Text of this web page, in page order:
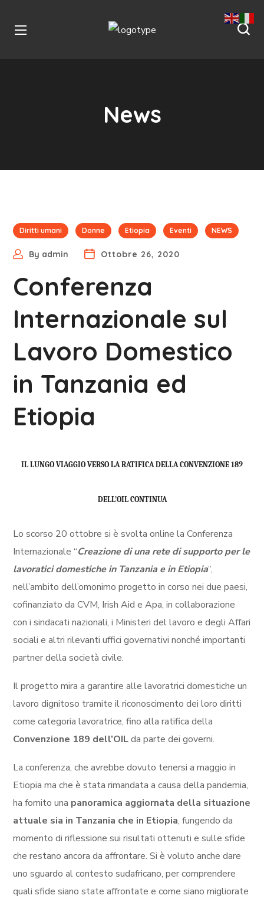
News
Diritti umani Donne Etiopia Eventi NEWS
By admin Ottobre 26, 2020
Conferenza
Internazionale sul
Lavoro Domestico
in Tanzania ed
Etiopia
IL LUNGO VIAGGIO VERSO LA RATIFICA DELLA CONVENZIONE 189
DELL’OIL CONTINUA
Lo scorso 20 ottobre si è svolta online la Conferenza
Internazionale “Creazione di una rete di supporto per le
lavoratici domestiche in Tanzania e in Etiopia”,
nell’ambito dell’omonimo progetto in corso nei due paesi,
cofinanziato da CVM, Irish Aid e Apa, in collaborazione
con i sindacati nazionali, i Ministeri del lavoro e degli Affari
sociali e altri rilevanti uffici governativi nonché importanti
partner della società civile.
Il progetto mira a garantire alle lavoratrici domestiche un
lavoro dignitoso tramite il riconoscimento dei loro diritti
come categoria lavoratrice, fino alla ratifica della
Convenzione 189 dell’OILda parte dei governi.
La conferenza, che avrebbe dovuto tenersi a maggio in
Etiopia ma che è stata rimandata a causa della pandemia,
ha fornito una panoramica aggiornata della situazione
attuale sia in Tanzania che in Etiopia, fungendo da
momento di riflessione sui risultati ottenuti e sulle sfide
che restano ancora da affrontare. Si è voluto anche dare
uno sguardo al contesto sudafricano, per comprendere
quali sfide siano state affrontate e come siano migliorate